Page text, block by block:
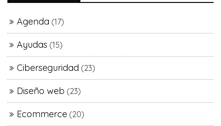
Agenda (17)
Ayudas (15)
Ciberseguridad (23)
Diseño web (23)
Ecommerce (20)